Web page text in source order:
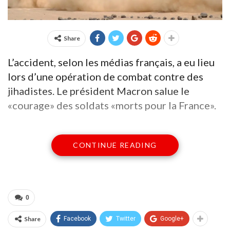
Share
L’accident, selon les médias français, a eu lieu
lors d’une opération de combat contre des
jihadistes. Le président Macron salue le
«courage» des soldats «morts pour la France».
hélicoptères de l’armée française
au#Mali: les deux engins sont
CONTINUE READING
0
Share Facebook Twitter Google+